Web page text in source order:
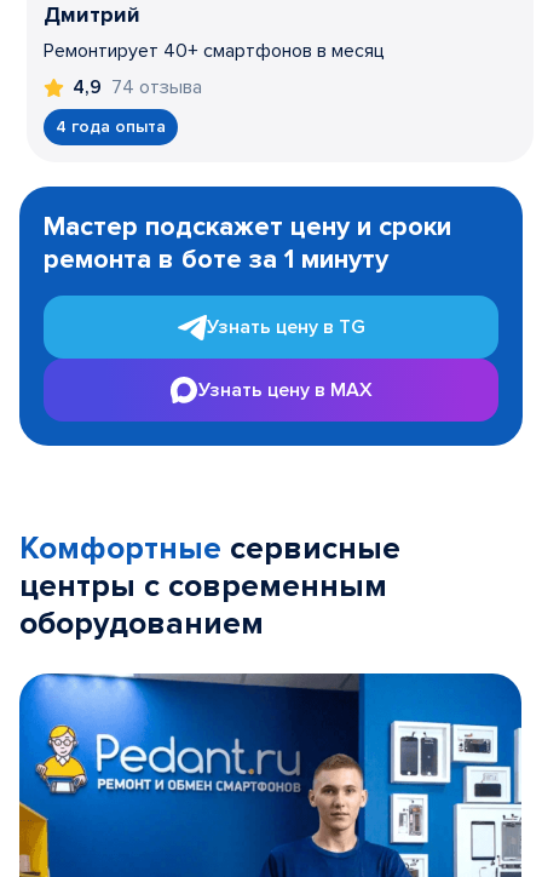
Дмитрий
Ремонтирует 40+ смартфонов в месяц
4,9 74 отзыва
4 года опыта
1
Мастер подскажет цену и сроки
ремонта в боте за 1 минуту
Узнать цену в TG
Узнать цену в MAX
Комфортные сервисные
центры с современным
оборудованием